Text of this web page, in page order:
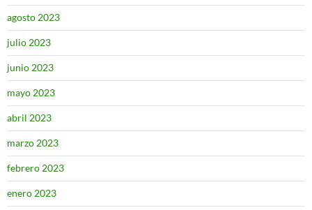
agosto 2023
julio 2023
junio 2023
mayo 2023
abril 2023
marzo 2023
febrero 2023
enero 2023